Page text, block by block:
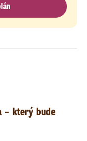
– který bude